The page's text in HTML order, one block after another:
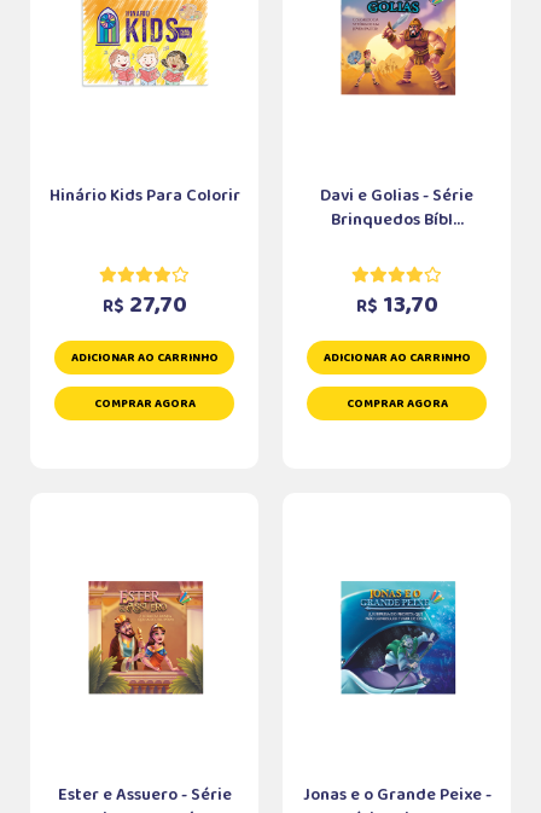
Hinário Kids Para Colorir
R$ 27,70
ADICIONAR AO CARRINHO
COMPRAR AGORA
Davi e Golias - Série
Brinquedos Bíbl...
R$ 13,70
ADICIONAR AO CARRINHO
COMPRAR AGORA
Ester e Assuero - Série
Jonas e o Grande Peixe -